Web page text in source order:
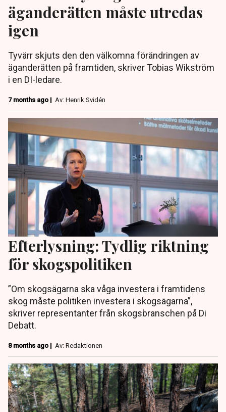
äganderätten måste utredas
igen
Tyvärr skjuts den den välkomna förändringen av
äganderätten på framtiden, skriver Tobias Wikström
i en DI-ledare.
7 months ago | Av: Henrik Svidén
Efterlysning: Tydlig riktning
för skogspolitiken
”Om skogsägarna ska våga investera i framtidens
skog måste politiken investera i skogsägarna”,
skriver representanter från skogsbranschen på Di
Debatt.
8 months ago | Av: Redaktionen